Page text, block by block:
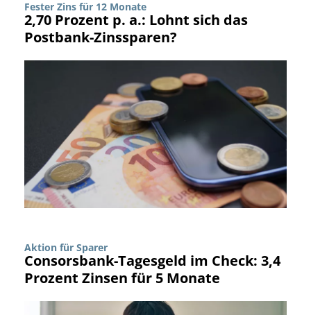
Fester Zins für 12 Monate
2,70 Prozent p. a.: Lohnt sich das
Postbank-Zinssparen?
Aktion für Sparer
Consorsbank-Tagesgeld im Check: 3,4
Prozent Zinsen für 5 Monate